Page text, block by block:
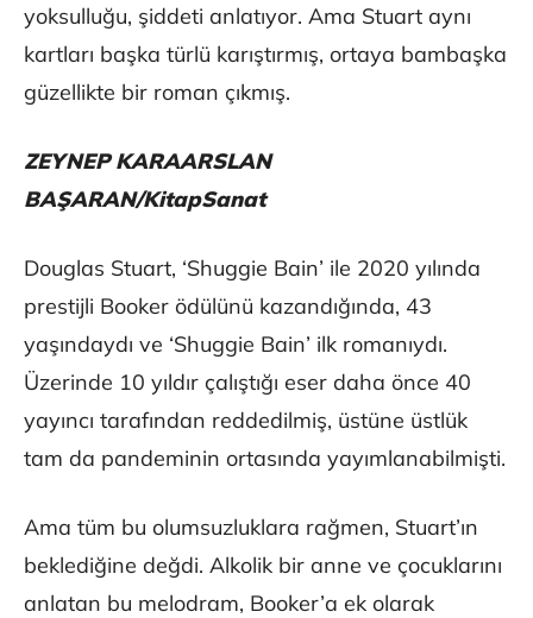
yoksulluğu, şiddeti anlatıyor. Ama Stuart aynı
kartları başka türlü karıştırmış, ortaya bambaşka
güzellikte bir roman çıkmış.
ZEYNEP KARAARSLAN
BAŞARAN/KitapSanat
Douglas Stuart, ‘Shuggie Bain’ ile 2020 yılında
prestijli Booker ödülünü kazandığında, 43
yaşındaydı ve ‘Shuggie Bain’ ilk romanıydı.
Üzerinde 10 yıldır çalıştığı eser daha önce 40
yayıncı tarafından reddedilmiş, üstüne üstlük
tam da pandeminin ortasında yayımlanabilmişti.
Ama tüm bu olumsuzluklara rağmen, Stuart’ın
beklediğine değdi. Alkolik bir anne ve çocuklarını
anlatan bu melodram, Booker’a ek olarak